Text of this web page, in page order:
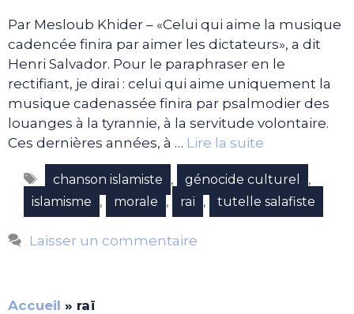
Par Mesloub Khider – «Celui qui aime la musique
cadencée finira par aimer les dictateurs», a dit
Henri Salvador. Pour le paraphraser en le
rectifiant, je dirai : celui qui aime uniquement la
musique cadenassée finira par psalmodier des
louanges à la tyrannie, à la servitude volontaire.
Ces dernières années, à … Lire la suite
Étiquettes
chanson islamiste , génocide culturel ,
islamisme , morale , raï , tutelle salafiste
Laisser un commentaire
Accueil » raï